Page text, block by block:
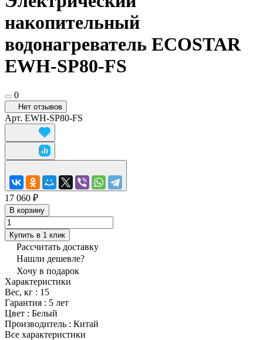
накопительный
водонагреватель ECOSTAR
EWH-SP80-FS
0
Нет отзывов
Арт. EWH-SP80-FS
17 060 ₽
В корзину
Купить в 1 клик
Рассчитать доставку
Нашли дешевле?
Хочу в подарок
Характеристики
Вес, кг : 15
Гарантия : 5 лет
Цвет : Белый
Производитель : Китай
Все характеристики